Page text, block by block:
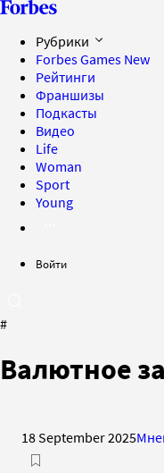
Рубрики
Forbes Games New
Рейтинги
Франшизы
Подкасты
Видео
Life
Woman
Sport
Young
Войти
#
Валютное
18 September 2025